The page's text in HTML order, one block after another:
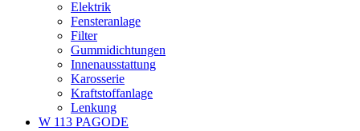
Elektrik
Fensteranlage
Filter
Gummidichtungen
Innenausstattung
Karosserie
Kraftstoffanlage
Lenkung
W 113 PAGODE